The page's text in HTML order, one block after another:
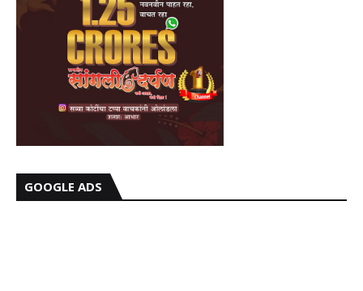
GOOGLE ADS